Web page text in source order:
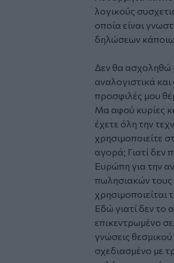
λογικούς
οποία είναι
δηλώσεων
Δεν θα ασχοληθώ
αναλογιστικά
προσφιλές μου
Μα αφού κυρίες
έχετε όλη την
χρησιμοποιείτε
αγορά; Γιατί δεν
Ευρώπη για την
πωλησιακών τους
χρησιμοποιείται
Εδώ γιατί δεν το
επικεντρωμένο
γνώσεις
σχεδιασμένο με